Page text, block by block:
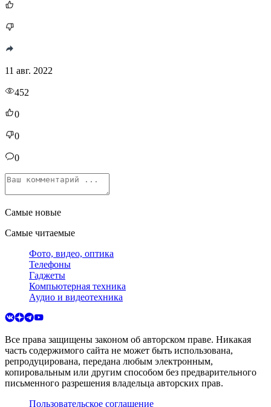
11 авг. 2022
452
0
0
0
Самые новые
Самые читаемые
Фото, видео, оптика
Телефоны
Гаджеты
Компьютерная техника
Аудио и видеотехника
Все права защищены законом об авторском праве. Никакая
часть содержимого сайта не может быть использована,
репродуцирована, передана любым электронным,
копировальным или другим способом без предварительного
письменного разрешения владельца авторских прав.
Пользовательское соглашение